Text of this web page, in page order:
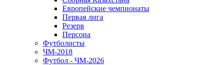
Европейские чемпионаты
Первая лига
Резерв
Персона
Футболисты
ЧМ-2018
Футбол - ЧМ-2026